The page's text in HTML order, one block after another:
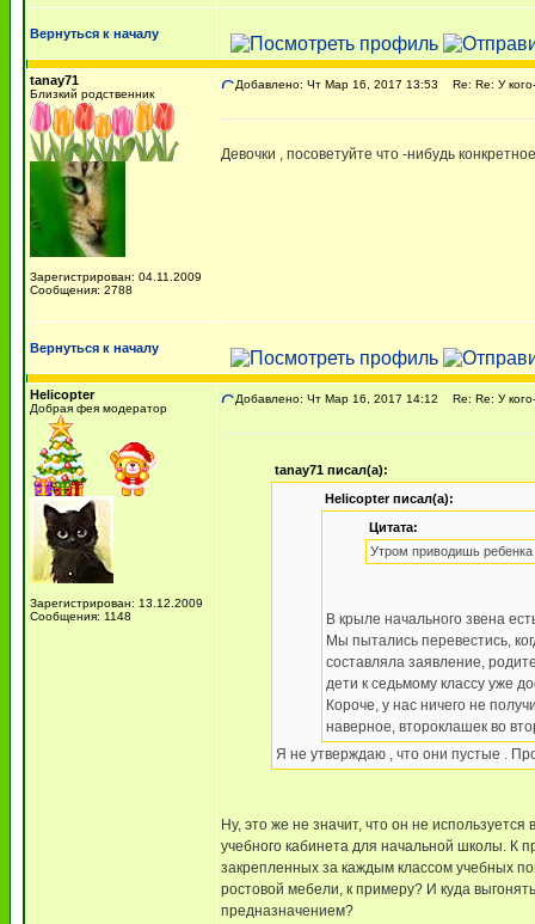
Вернуться к началу
tanay71
Близкий родственник
Зарегистрирован: 04.11.2009
Сообщения: 2788
Добавлено: Чт Мар 16, 2017 13:53 Re: Re: У
Девочки , посоветуйте что -нибудь
Вернуться к началу
Helicopter
Добрая фея модератор
Зарегистрирован: 13.12.2009
Сообщения: 1148
Добавлено: Чт Мар 16, 2017 14:12 Re: Re: У
tanay71 писал(а):
Helicopter писал(а):
Цитата:
Утром приводишь ребенка
В крыле начального звена
Мы пытались перевестись,
составляла заявление,
дети к седьмому классу уже
Короче, у нас ничего не
наверное, второклашек во
Я не утверждаю , что они пустые .
Ну, это же не значит, что он не
учебного кабинета для начальной школы. К
закрепленных за каждым классом учебных
ростовой мебели, к примеру? И куда
предназначением?